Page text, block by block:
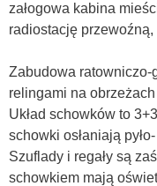
załogowa kabina
radiostację przewoźną,
Zabudowa ratowniczo-
relingami na
Układ schowków to
schowki osłaniają
Szuflady i regały są
schowkiem mają